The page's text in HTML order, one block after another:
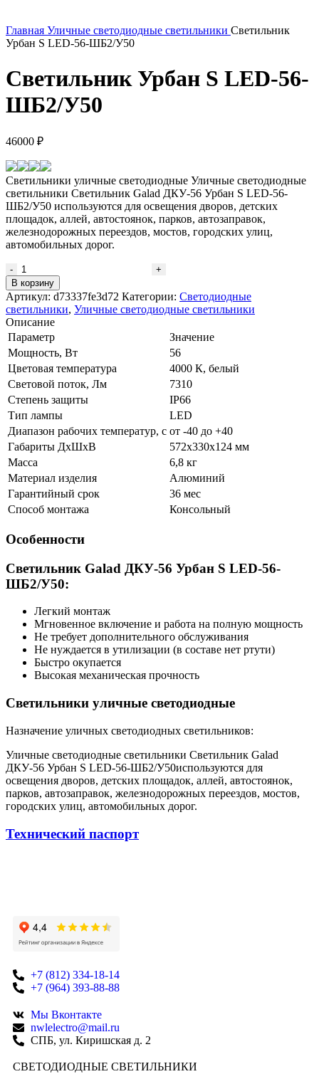
Главная Уличные светодиодные светильники Светильник
Урбан S LED-56-ШБ2/У50
Светильник Урбан S LED-56-
ШБ2/У50
46000 ₽
Светильники уличные светодиодные Уличные светодиодные
светильники Светильник Galad ДКУ-56 Урбан S LED-56-
ШБ2/У50 используются для освещения дворов, детских
площадок, аллей, автостоянок, парков, автозаправок,
железнодорожных переездов, мостов, городских улиц,
автомобильных дорог.
В корзину
Артикул: d73337fe3d72 Категории: Светодиодные
светильники, Уличные светодиодные светильники
Описание
Параметр
Значение
Мощность, Вт
56
Цветовая температура
4000 К, белый
Световой поток, Лм
7310
Степень защиты
IP66
Тип лампы
LED
Диапазон рабочих температур, с от -40 до +40
Габариты ДхШхВ
572x330x124 мм
Масса
6,8 кг
Материал изделия
Алюминий
Гарантийный срок
36 мес
Способ монтажа
Консольный
Особенности
Светильник Galad ДКУ-56 Урбан S LED-56-
ШБ2/У50:
Легкий монтаж
Мгновенное включение и работа на полную мощность
Не требует дополнительного обслуживания
Не нуждается в утилизации (в составе нет ртути)
Быстро окупается
Высокая механическая прочность
Светильники уличные светодиодные
Назначение уличных светодиодных светильников:
Уличные светодиодные светильники Светильник Galad
ДКУ-56 Урбан S LED-56-ШБ2/У50используются для
освещения дворов, детских площадок, аллей, автостоянок,
парков, автозаправок, железнодорожных переездов, мостов,
городских улиц, автомобильных дорог.
Технический паспорт
+7 (812) 334-18-14
+7 (964) 393-88-88
Мы Вконтакте
nwlelectro@mail.ru
СПБ, ул. Киришская д. 2
CВЕТОДИОДНЫЕ СВЕТИЛЬНИКИ